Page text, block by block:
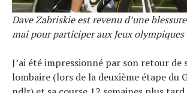
Dave Zabriskie est revenu d’une
mai pour participer aux Jeux olympiques
J’ai été impressionné par son retour de
lombaire (lors de la deuxième étape du